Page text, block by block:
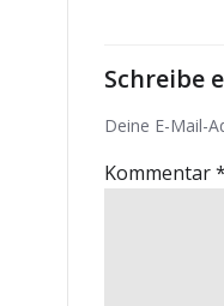
Schreibe
Deine E-Mail-
Kommentar*